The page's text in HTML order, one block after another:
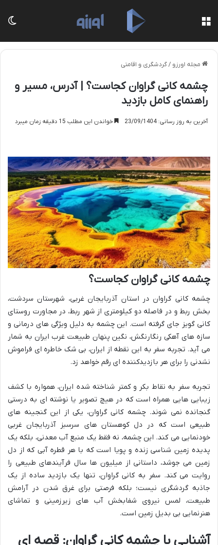
مجله اورزو /گردشگری و اقامتی
چشمه کانی گراوان کجاست؟ | آدرس، مسیر و
راهنمای کامل بازدید
آخرین به روز رسانی: 23/09/1404 خواندن این مطلب 15 دقیقه زمان میبرد
چشمه کانی گراوان کجاست؟
چشمه کانی گراوان در استان آذربایجان غربی، شهرستان سردشت،
بخش ربط و در فاصله دو کیلومتری از شهر ربط، در مجاورت روستای
کانی گویز جای گرفته است. این چشمه به دلیل ویژگی های درمانی و
سازه های آهکی رنگارنگش، نگین پنهان طبیعت غرب ایران به شمار
می آید. تجربه سفر به این نقطه از ایران، بی شک خاطره ای فراموش
نشدنی را برای هر بازدیدکننده ای رقم خواهد زد.
تجربه سفر به نقاط بکر و کمتر شناخته شده ایران، همواره با کشف
زیبایی هایی همراه است که در هیچ تصویر یا نوشته ای به درستی
گنجانده نمی شوند. چشمه کانی گراوان، یکی از این گنجینه های
طبیعی است که در دل کوهستان های سرسبز آذربایجان غربی
خودنمایی می کند. این چشمه، نه فقط یک منبع آب معدنی، بلکه یک
پدیده زمین شناسی زنده و پویا است که با هر قطره آبی که از دل
زمین می جوشد، داستانی از میلیون ها سال فرآیندهای طبیعی را
روایت می کند. سفر به کانی گراوان، تنها یک بازدید ساده از یک
جاذبه گردشگری نیست؛ بلکه فرصتی برای غرق شدن در آرامش
طبیعت، لمس نیروی شفابخش آب های زیرزمینی و تماشای
هنرنمایی بی بدیل زمین است.
آشنایی با چشمه کانی گراوان: قصه ای